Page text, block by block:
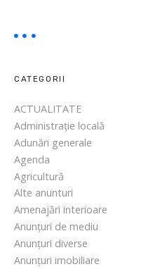
CATEGORII
ACTUALITATE
Administrație locală
Adunări generale
Agenda
Agricultură
Alte anunturi
Amenajări interioare
Anunțuri de mediu
Anunțuri diverse
Anunțuri imobiliare